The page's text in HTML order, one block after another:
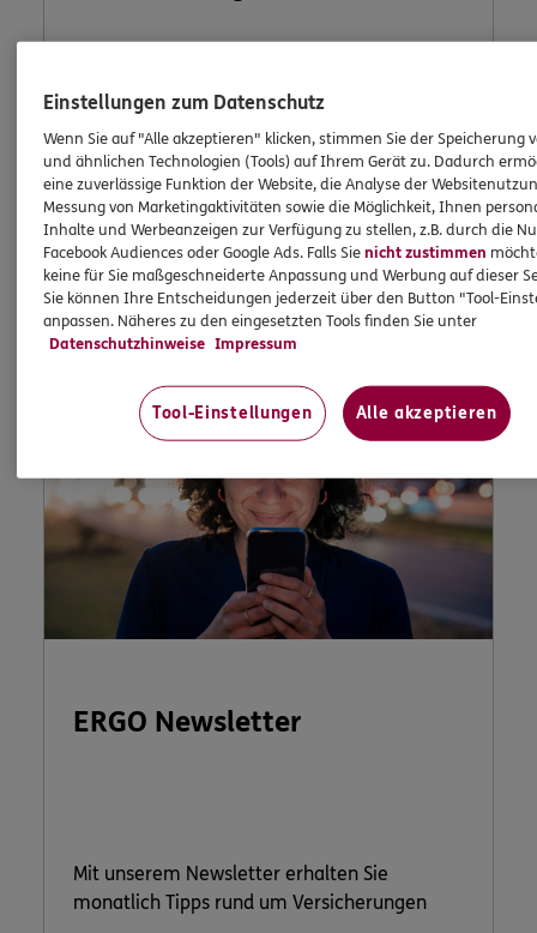
In Ihrem persönlichen Kundenportal „Meine
Versicherungen“ können Sie Ihre
Versicherungen bequem online verwalten.
Jetzt informieren
ERGO Newsletter
Mit unserem Newsletter erhalten Sie
monatlich Tipps rund um Versicherungen
Einstellungen zum Datenschutz
Wenn Sie auf "Alle akzeptieren" klicken, stimmen Sie der Speicherung
und ähnlichen Technologien (Tools) auf Ihrem Gerät zu. Dadurch
eine zuverlässige Funktion der Website, die Analyse der
Messung von Marketingaktivitäten sowie die Möglichkeit, Ihnen
Inhalte und Werbeanzeigen zur Verfügung zu stellen, z.B. durch die
Facebook Audiences oder Google Ads. Falls Sienicht zustimmen
keine für Sie maßgeschneiderte Anpassung und Werbung auf dieser
Sie können Ihre Entscheidungen jederzeit über den Button "Tool-
anpassen. Näheres zu den eingesetzten Tools finden Sie unter
Datenschutzhinweise Impressum
Tool-Einstellungen Alle akzeptieren